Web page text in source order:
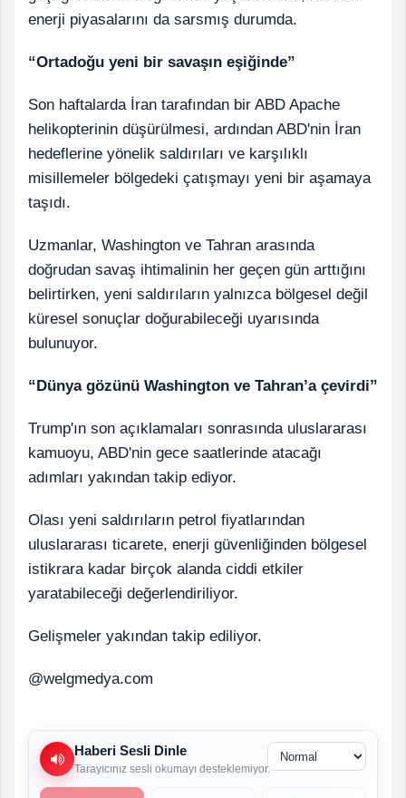
enerji piyasalarını da sarsmış durumda.
“Ortadoğu yeni bir savaşın eşiğinde”
Son haftalarda İran tarafından bir ABD Apache
helikopterinin düşürülmesi, ardından ABD'nin İran
hedeflerine yönelik saldırıları ve karşılıklı
misillemeler bölgedeki çatışmayı yeni bir aşamaya
taşıdı.
Uzmanlar, Washington ve Tahran arasında
doğrudan savaş ihtimalinin her geçen gün arttığını
belirtirken, yeni saldırıların yalnızca bölgesel değil
küresel sonuçlar doğurabileceği uyarısında
bulunuyor.
“Dünya gözünü Washington ve Tahran’a çevirdi”
Trump'ın son açıklamaları sonrasında uluslararası
kamuoyu, ABD'nin gece saatlerinde atacağı
adımları yakından takip ediyor.
Olası yeni saldırıların petrol fiyatlarından
uluslararası ticarete, enerji güvenliğinden bölgesel
istikrara kadar birçok alanda ciddi etkiler
yaratabileceği değerlendiriliyor.
Gelişmeler yakından takip ediliyor.
@welgmedya.com
Haberi Sesli Dinle
Tarayıcınız sesli okumayı desteklemiyor.